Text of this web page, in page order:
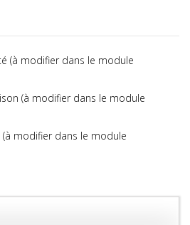
(à modifier dans le module
(à modifier dans le module
modifier dans le module